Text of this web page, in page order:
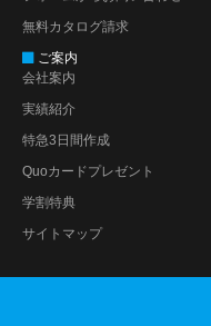
無料カタログ請求
ご案内
会社案内
実績紹介
特急3日間作成
Quoカードプレゼント
学割特典
サイトマップ